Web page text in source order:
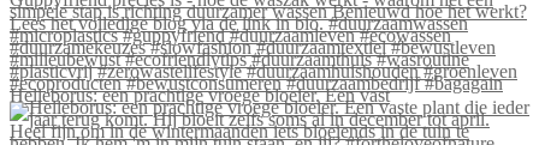
Helleborus: een prachtige vroege bloeier. Een vast